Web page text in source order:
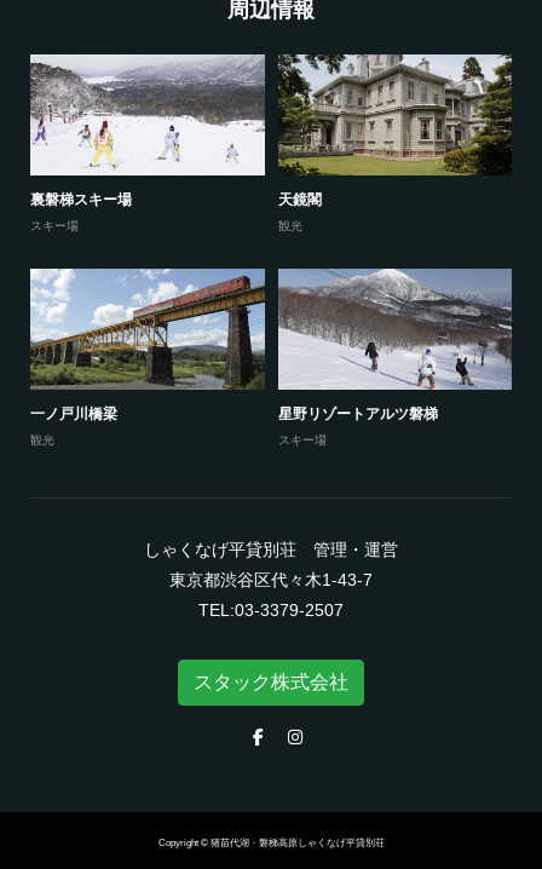
周辺情報
裏磐梯スキー場
スキー場
天鏡閣
観光
一ノ戸川橋梁
観光
星野リゾートアルツ磐梯
スキー場
しゃくなげ平貸別荘 管理・運営
東京都渋谷区代々木1-43-7
TEL:03-3379-2507
スタック株式会社
Copyright © 猪苗代湖・磐梯高原しゃくなげ平貸別荘